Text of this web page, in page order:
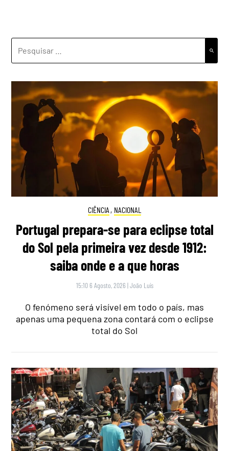
CIÊNCIA , NACIONAL
Portugal prepara-se para eclipse total
do Sol pela primeira vez desde 1912:
saiba onde e a que horas
15:10 6 Agosto, 2026 |João Luís
O fenómeno será visível em todo o país, mas
apenas uma pequena zona contará com o eclipse
total do Sol